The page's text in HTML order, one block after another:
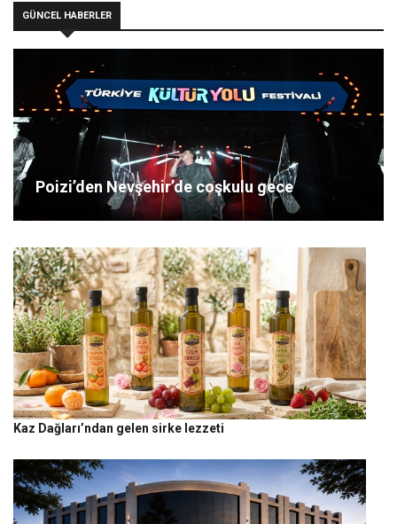
GÜNCEL HABERLER
Poizi’den Nevşehir’de coşkulu gece
Kaz Dağları’ndan gelen sirke lezzeti